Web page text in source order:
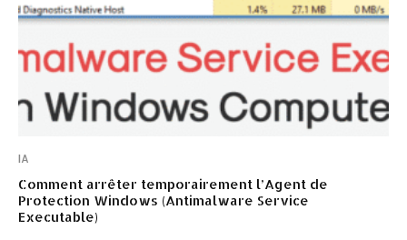
IA
Comment arrêter temporairement l’Agent de
Protection Windows (Antimalware Service
Executable)